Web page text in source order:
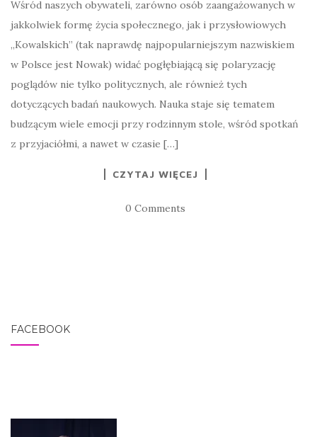
Wśród naszych obywateli, zarówno osób zaangażowanych w
jakkolwiek formę życia społecznego, jak i przysłowiowych
„Kowalskich” (tak naprawdę najpopularniejszym nazwiskiem
w Polsce jest Nowak) widać pogłębiającą się polaryzację
poglądów nie tylko politycznych, ale również tych
dotyczących badań naukowych. Nauka staje się tematem
budzącym wiele emocji przy rodzinnym stole, wśród spotkań
z przyjaciółmi, a nawet w czasie […]
CZYTAJ WIĘCEJ
0 Comments
FACEBOOK